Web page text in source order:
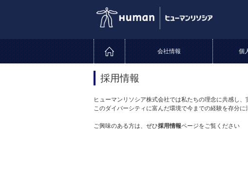
会社情報 個
採用情報
ヒューマンリソシア株式会社では私たちの理念に共感し
このダイバーシティに富んだ環境で今までの経験を存分に
ご興味のある方は、ぜひ採用情報ページをご覧ください